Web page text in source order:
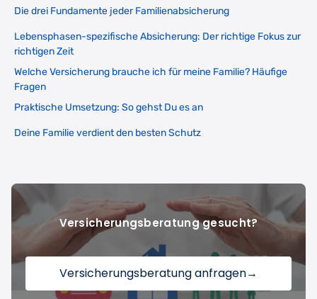
Die drei Fundamente jeder Familienabsicherung
Lebensphasen-spezifische Absicherung: Der richtige Fokus zur
richtigen Zeit
Welche Versicherung brauche ich für meine Familie? Häufige
Fragen
Praktische Umsetzung: So gehst Du es an
Deine Familie verdient den besten Schutz
Versicherungsberatung gesucht?
Versicherungsberatung anfragen→